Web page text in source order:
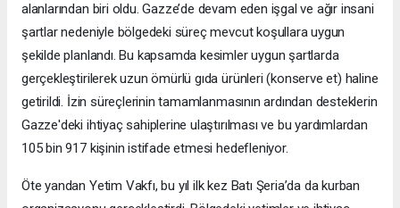
alanlarından biri oldu. Gazze’de devam eden işgal ve ağır insani
şartlar nedeniyle bölgedeki süreç mevcut koşullara uygun
şekilde planlandı. Bu kapsamda kesimler uygun şartlarda
gerçekleştirilerek uzun ömürlü gıda ürünleri (konserve et) haline
getirildi. İzin süreçlerinin tamamlanmasının ardından desteklerin
Gazze'deki ihtiyaç sahiplerine ulaştırılması ve bu yardımlardan
105 bin 917 kişinin istifade etmesi hedefleniyor.
Öte yandan Yetim Vakfı, bu yıl ilk kez Batı Şeria’da da kurban